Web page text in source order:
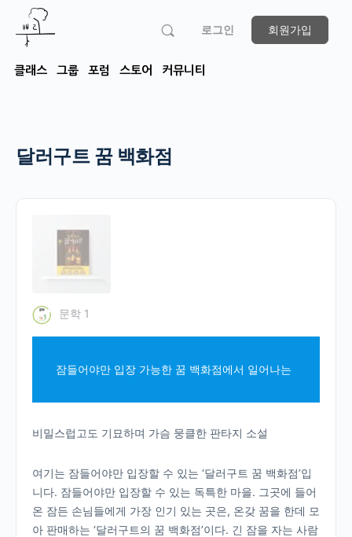
로그인 회원가입
클래스 그룹 포럼 스토어 커뮤니티
달러구트 꿈 백화점
문학 1
잠들어야만 입장 가능한 꿈 백화점에서 일어나는
비밀스럽고도 기묘하며 가슴 뭉클한 판타지 소설
여기는 잠들어야만 입장할 수 있는 ‘달러구트 꿈 백화점’입
니다. 잠들어야만 입장할 수 있는 독특한 마을. 그곳에 들어
온 잠든 손님들에게 가장 인기 있는 곳은, 온갖 꿈을 한데 모
아 판매하는 ‘달러구트의 꿈 백화점’이다. 긴 잠을 자는 사람